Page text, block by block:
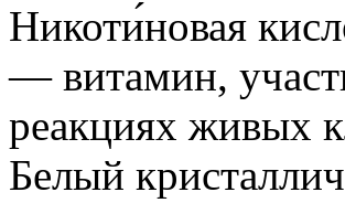
Никоти́новая
— витамин,
реакциях живых
Белый